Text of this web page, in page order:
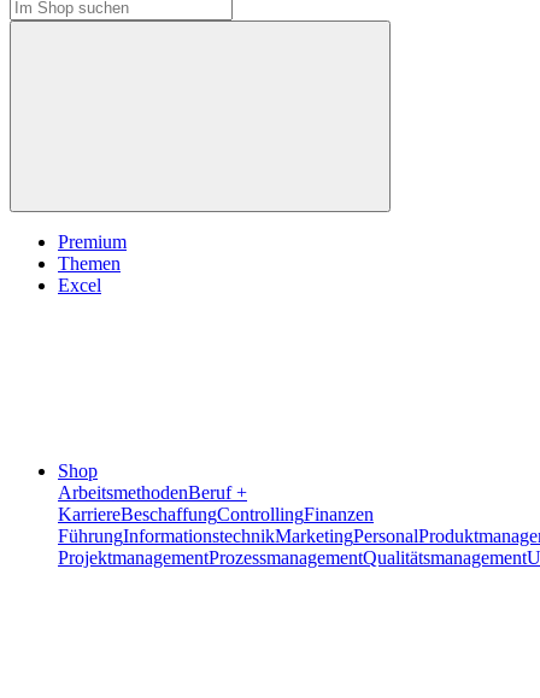
Premium
Themen
Excel
Shop
ArbeitsmethodenBeruf +
KarriereBeschaffungControllingFinanzen
FührungInformationstechnikMarketingPersonal
ProjektmanagementProzessmanagementQualitätsmanagement